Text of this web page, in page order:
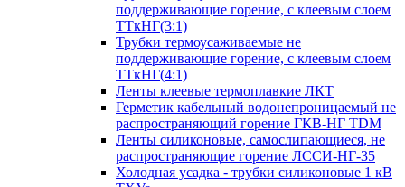
поддерживающие горение, с клеевым слоем
ТТкНГ(3:1)
Трубки термоусаживаемые не
поддерживающие горение, с клеевым слоем
ТТкНГ(4:1)
Ленты клеевые термоплавкие ЛКТ
Герметик кабельный водонепроницаемый не
распространяющий горение ГКВ-НГ TDM
Ленты силиконовые, самослипающиеся, не
распространяющие горение ЛССИ-НГ-35
Холодная усадка - трубки силиконовые 1 кВ